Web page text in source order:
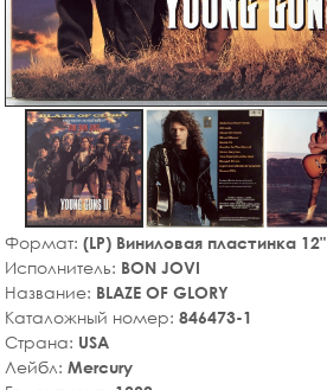
Формат: (LP) Виниловая пластинка 12"
Исполнитель: BON JOVI
Название: BLAZE OF GLORY
Каталожный номер: 846473-1
Страна: USA
Лейбл: Mercury